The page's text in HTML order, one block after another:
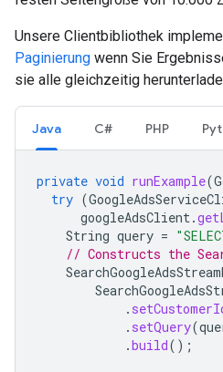
Unsere Clientbibliothek
Paginierung wenn Sie
sie alle gleichzeitig
Java C# PHP
private void runExample(
try (
googleAdsClient.
String query =
// Constructs the
.
. setQuery(
.build();